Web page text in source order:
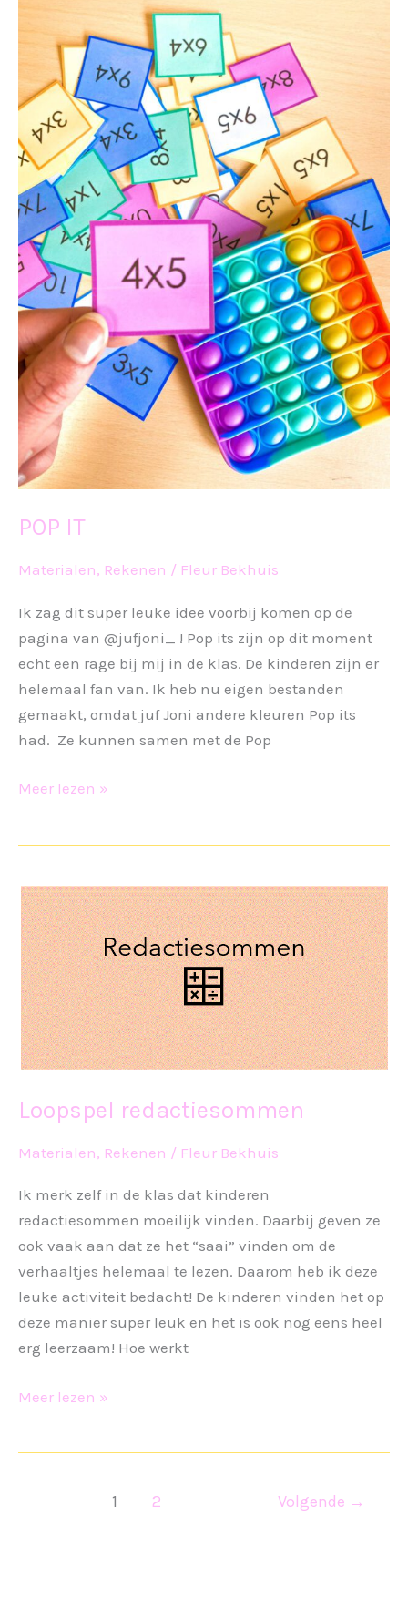
POP IT
Materialen, Rekenen / Fleur Bekhuis
Ik zag dit super leuke idee voorbij komen op de
pagina van @jufjoni_ ! Pop its zijn op dit moment
echt een rage bij mij in de klas. De kinderen zijn er
helemaal fan van. Ik heb nu eigen bestanden
gemaakt, omdat juf Joni andere kleuren Pop its
had. Ze kunnen samen met de Pop
POP
Meer lezen »
Loopspel redactiesommen
Materialen, Rekenen / Fleur Bekhuis
Ik merk zelf in de klas dat kinderen
redactiesommen moeilijk vinden. Daarbij geven ze
ook vaak aan dat ze het “saai” vinden om de
verhaaltjes helemaal te lezen. Daarom heb ik deze
leuke activiteit bedacht! De kinderen vinden het op
deze manier super leuk en het is ook nog eens heel
erg leerzaam! Hoe werkt
Loopspel
Meer lezen »
1 2 Volgende →